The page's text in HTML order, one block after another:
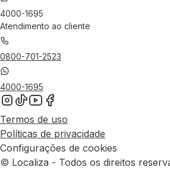
4000-1695
Atendimento ao cliente
0800-701-2523
4000-1695
Termos de uso
Políticas de privacidade
Configurações de cookies
© Localiza - Todos os direitos